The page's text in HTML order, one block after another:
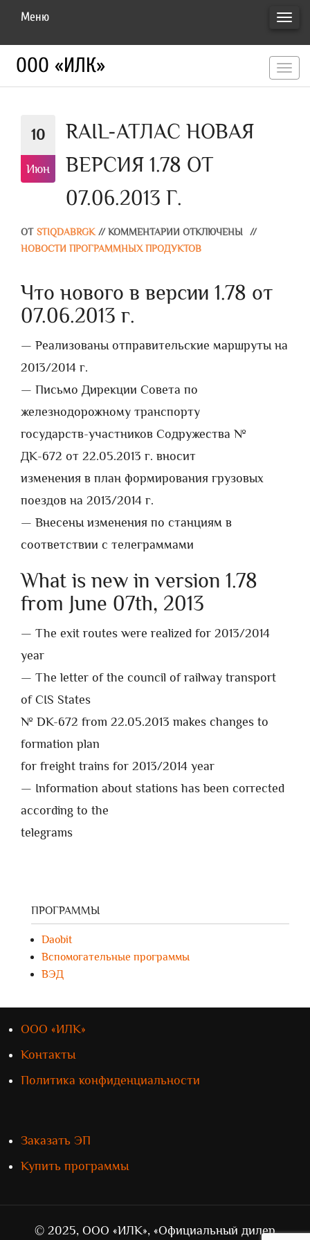
Меню
ООО «ИЛК»
10
Июн
RAIL-АТЛАС НОВАЯ
ВЕРСИЯ 1.78 ОТ
07.06.2013 Г.
ОТ STIQDABRGK // КОММЕНТАРИИ ОТКЛЮЧЕНЫ
//
НОВОСТИ ПРОГРАММНЫХ ПРОДУКТОВ
Что нового в версии 1.78 от
07.06.2013 г.
— Реализованы отправительские маршруты на
2013/2014 г.
— Письмо Дирекции Совета по
железнодорожному транспорту
государств-участников Содружества №
ДК-672 от 22.05.2013 г. вносит
изменения в план формирования грузовых
поездов на 2013/2014 г.
— Внесены изменения по станциям в
соответствии с телеграммами
What is new in version 1.78
from June 07th, 2013
— The exit routes were realized for 2013/2014
year
— The letter of the council of railway transport
of CIS States
№ DK-672 from 22.05.2013 makes changes to
formation plan
for freight trains for 2013/2014 year
— Information about stations has been corrected
according to the
telegrams
ПРОГРАММЫ
Daobit
Вспомогательные программы
ВЭД
ООО «ИЛК»
Контакты
Политика конфиденциальности
Заказать ЭП
Купить программы
© 2025, ООО «ИЛК», «Официальный дилер